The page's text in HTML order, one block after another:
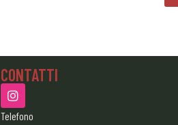
CONTATTI
Telefono